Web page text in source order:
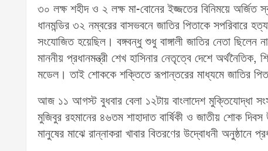
৩০ লক্ষ শহীদ ও ২ লক্ষ মা-বোনের ইজ্জতের বিনিময়ে অর্জিত
ধানমন্ডির ৩২ নম্বরের বাসভবনে জাতির পিতাকে সপরিবারে
সংযোজিত হয়েছিল। বঙ্গবন্ধু শুধু বাঙ্গালী জাতির নেতা
মাননীয় প্রধানমন্ত্রী শেখ হাসিনার নেতৃত্বে দেশে
মডেল। তাই শোককে শক্তিতে রূপান্তরের মাধ্যমে জাতির
আজ ১১ আগস্ট বুধবার বেলা ১২টায় বাংলাদেশ মুক্তিযোদ্ধা
মুজিবুর রহমানের ৪৬তম শাহাদাত বার্ষিকী ও জাতীয় শোক
মানুষের মাঝে রান্নাকরা খাবার বিতরণের উদ্বোধনী